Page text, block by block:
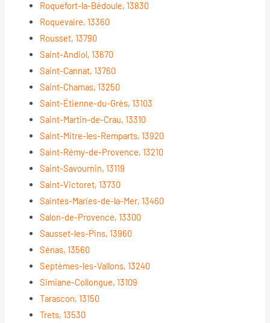
Roquefort-la-Bédoule, 13830
Roquevaire, 13360
Rousset, 13790
Saint-Andiol, 13670
Saint-Cannat, 13760
Saint-Chamas, 13250
Saint-Étienne-du-Grès, 13103
Saint-Martin-de-Crau, 13310
Saint-Mitre-les-Remparts, 13920
Saint-Rémy-de-Provence, 13210
Saint-Savournin, 13119
Saint-Victoret, 13730
Saintes-Maries-de-la-Mer, 13460
Salon-de-Provence, 13300
Sausset-les-Pins, 13960
Sénas, 13560
Septèmes-les-Vallons, 13240
Simiane-Collongue, 13109
Tarascon, 13150
Trets, 13530